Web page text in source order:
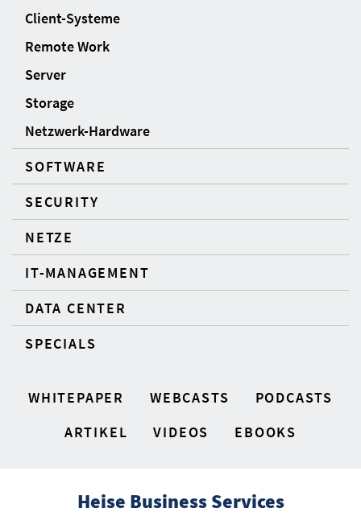
Client-Systeme
Remote Work
Server
Storage
Netzwerk-Hardware
SOFTWARE
SECURITY
NETZE
IT-MANAGEMENT
DATA CENTER
SPECIALS
WHITEPAPER WEBCASTS
PODCASTS
ARTIKEL
VIDEOS EBOOKS
Heise Business Services